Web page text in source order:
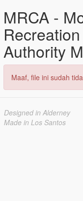
MRCA -
Authority
Maaf, file ini sudah
Designed in Alderney
Made in Los Santos